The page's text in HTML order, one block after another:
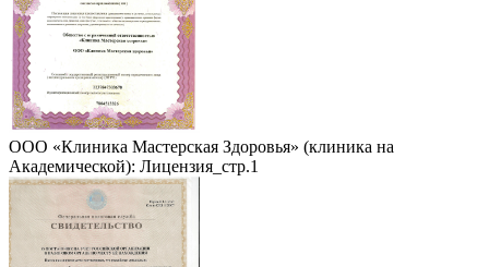
ООО «Клиника Мастерская Здоровья» (клиника на
Академической): Лицензия_стр.1